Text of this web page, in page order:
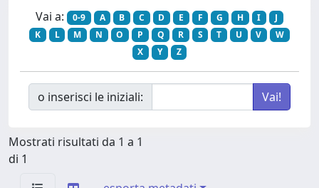
Vai a: 0-9 A B C D E F G H I
J
K
L M N O P Q R S T U V
W
X
Y Z
o inserisci le iniziali:
Mostrati risultati da 1 a 1
di 1